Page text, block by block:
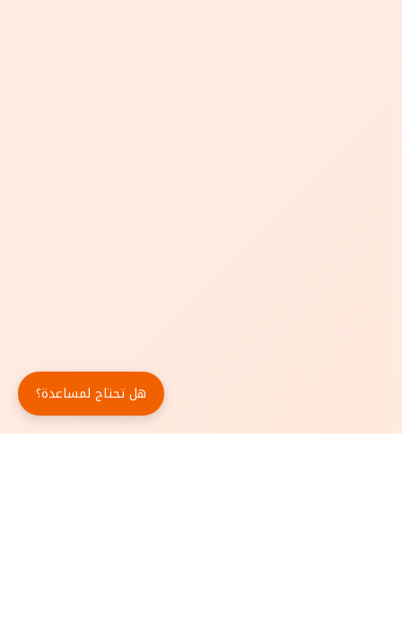
هل تحتاج لمساعدة؟